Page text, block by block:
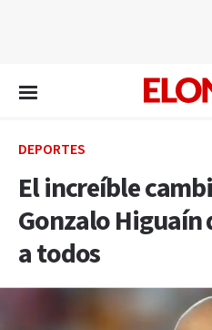
DEPORTES
El increíble
Gonzalo
a todos